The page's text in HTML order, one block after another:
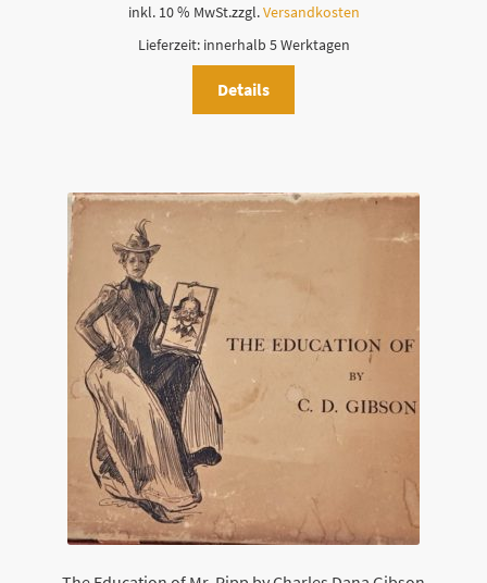
war:
€ 88,00 € 66,00.
inkl. 10 % MwSt.zzgl.Versandkosten
Lieferzeit: innerhalb 5 Werktagen
Details